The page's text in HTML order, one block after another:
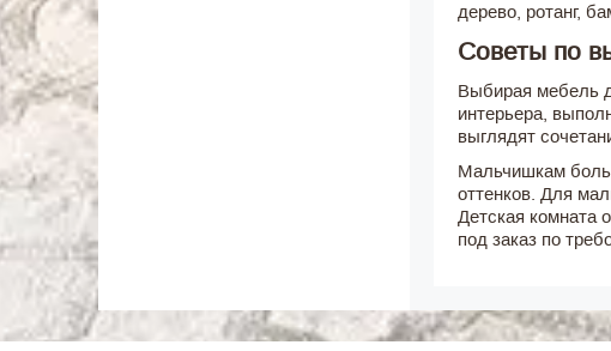
дерево, ротанг,
Советы по
Выбирая мебель
интерьера,
выглядят
Мальчишкам
оттенков. Для
Детская комната
под заказ по